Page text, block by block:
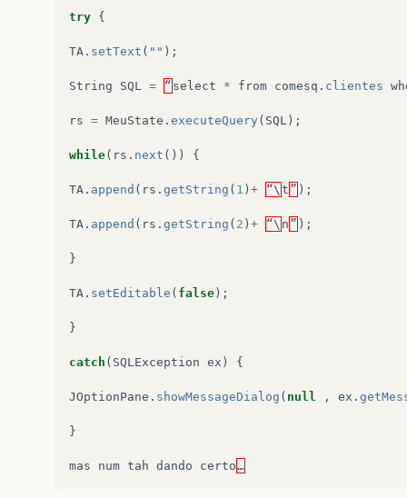
try {
TA . setText ( "" );
String SQL = “ select * from comesq . clientes
rs = MeuState . executeQuery ( SQL );
while( rs . next ()) {
TA . append ( rs . getString ( 1 ) + “\ t ” );
TA . append ( rs . getString ( 2 ) + “\ n ” );
}
TA . setEditable ( false );
}
catch ( SQLException ex ) {
JOptionPane . showMessageDialog ( null , ex .
}
mas num tah dando certo…